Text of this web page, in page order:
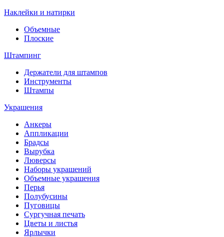
Наклейки и натирки
Объемные
Плоские
Штампинг
Держатели для штампов
Инструменты
Штампы
Украшения
Анкеры
Аппликации
Брадсы
Вырубка
Люверсы
Наборы украшений
Объемные украшения
Перья
Полубусины
Пуговицы
Сургучная печать
Цветы и листья
Ярлычки